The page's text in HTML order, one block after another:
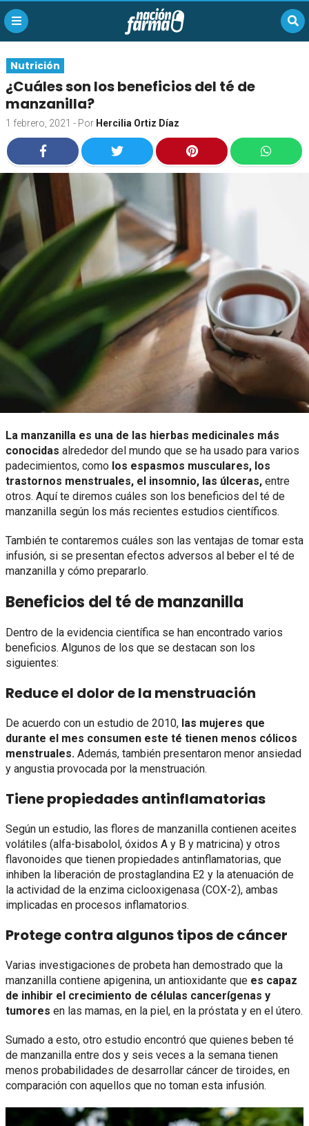
Nutrición
¿Cuáles son los beneficios del té de
manzanilla?
1 febrero, 2021 - Por Hercilia Ortiz Díaz
La manzanilla es una de las hierbas medicinales más
conocidas alrededor del mundo que se ha usado para varios
padecimientos, como los espasmos musculares, los
trastornos menstruales, el insomnio, las úlceras, entre
otros. Aquí te diremos cuáles son los beneficios del té de
manzanilla según los más recientes estudios científicos.
También te contaremos cuáles son las ventajas de tomar esta
infusión, si se presentan efectos adversos al beber el té de
manzanilla y cómo prepararlo.
Beneficios del té de manzanilla
Dentro de la evidencia científica se han encontrado varios
beneficios. Algunos de los que se destacan son los
siguientes:
Reduce el dolor de la menstruación
De acuerdo con un estudio de 2010, las mujeres que
durante el mes consumen este té tienen menos cólicos
menstruales. Además, también presentaron menor ansiedad
y angustia provocada por la menstruación.
Tiene propiedades antinflamatorias
Según un estudio, las flores de manzanilla contienen aceites
volátiles (alfa-bisabolol, óxidos A y B y matricina) y otros
flavonoides que tienen propiedades antinflamatorias, que
inhiben la liberación de prostaglandina E2 y la atenuación de
la actividad de la enzima ciclooxigenasa (COX-2), ambas
implicadas en procesos inflamatorios.
Protege contra algunos tipos de cáncer
Varias investigaciones de probeta han demostrado que la
manzanilla contiene apigenina, un antioxidante que es capaz
de inhibir el crecimiento de células cancerígenas y
tumores en las mamas, en la piel, en la próstata y en el útero.
Sumado a esto, otro estudio encontró que quienes beben té
de manzanilla entre dos y seis veces a la semana tienen
menos probabilidades de desarrollar cáncer de tiroides, en
comparación con aquellos que no toman esta infusión.